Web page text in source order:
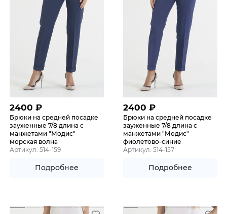
2400 ₽
Брюки на средней посадке
зауженные 7/8 длина с
манжетами "Модис"
морская волна
Артикул: 514-159
Подробнее
2400 ₽
Брюки на средней посадке
зауженные 7/8 длина с
манжетами "Модис"
фиолетово-синие
Артикул: 514-157
Подробнее